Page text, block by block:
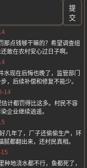
提
交
那点钱够干嘛的？希望调查组
敢在农村安心过日子啊。
现在后悔也晚了，监管部门
，后续补偿和修复不能少。
14
计都罚得比这多。村民不容
企业继续逍遥。
几年了，厂子还偷偷生产，环
都翻出来，还村民真相。
地浇水都不行，鱼都死了，